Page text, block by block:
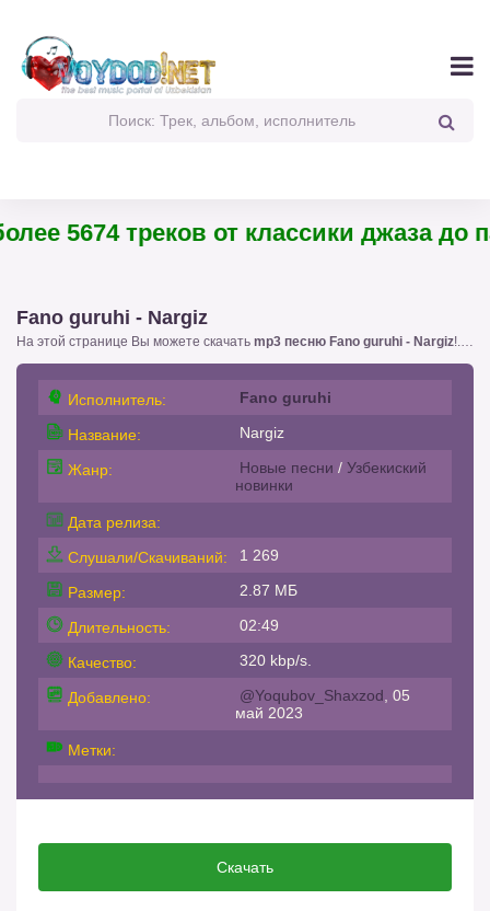
5674 треков от классики джаза до
Fano guruhi - Nargiz
На этой странице Вы можете скачать mp3 песню Fano guruhi - Nargiz!. с размером 2.87 бесплатно или слушать
Исполнитель: Fano guruhi
Название: Nargiz
Жанр: Новые песни / Узбекиский
новинки
Дата релиза:
Слушали/Скачиваний:
1 269
Размер: 2.87 МБ
Длительность: 02:49
Качество: 320 kbp/s.
Добавлено: @Yoqubov_Shaxzod , 05
май 2023
Метки:
Скачать